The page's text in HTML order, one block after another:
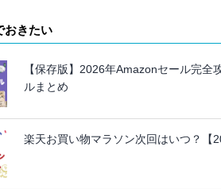
おきたい
【保存版】2026年Amazonセール完
ルまとめ
楽天お買い物マラソン次回はいつ？【